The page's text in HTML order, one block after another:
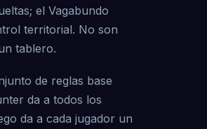
el Vagabundo
territorial. No son
tablero.
de reglas base
da a todos los
da a cada jugador un